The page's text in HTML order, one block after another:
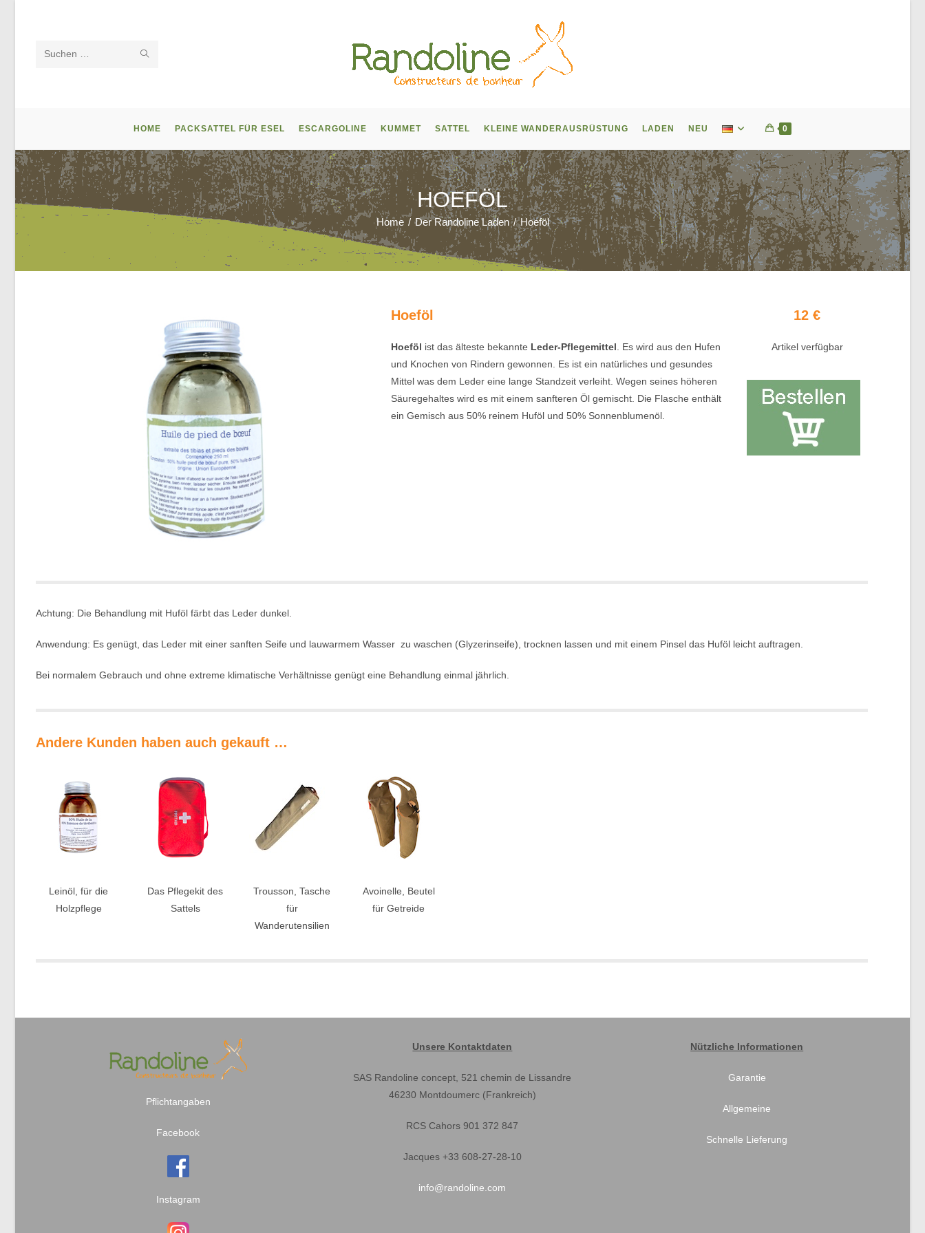
Diese
HOME PACKSATTEL FÜR ESEL ESCARGOLINE KUMMET SATTEL KLEINE WANDERAUSRÜSTUNG LADEN NEU 0
HOEFÖL
Home / Der Randoline Laden / Hoeföl
Hoeföl
Hoeföl ist das älteste bekannte Leder-Pflegemittel . Es wird aus den Hufen
und Knochen von Rindern gewonnen. Es ist ein natürliches und gesundes
Mittel was dem Leder eine lange Standzeit verleiht. Wegen seines höheren
Säuregehaltes wird es mit einem sanfteren Öl gemischt. Die Flasche enthält
ein Gemisch aus 50% reinem Huföl und 50% Sonnenblumenöl.
12 €
Artikel verfügbar
Achtung: Die Behandlung mit Huföl färbt das Leder dunkel.
Anwendung: Es genügt, das Leder mit einer sanften Seife und lauwarmem Wasser zu waschen (Glyzerinseife), trocknen lassen und mit einem Pinsel das Huföl leicht auftragen.
Bei normalem Gebrauch und ohne extreme klimatische Verhältnisse genügt eine Behandlung einmal jährlich.
Andere Kunden haben auch gekauft …
Leinöl, für die
Holzpflege
Das Pflegekit des
Sattels
Trousson, Tasche
für
Wanderutensilien
Avoinelle, Beutel
für Getreide
Pflichtangaben
Facebook
Instagram
Unsere Kontaktdaten
SAS Randoline concept, 521 chemin de Lissandre
46230 Montdoumerc (Frankreich)
RCS Cahors 901 372 847
Jacques +33 608-27-28-10
info@randoline.com
Nützliche Informationen
Garantie
Allgemeine
Schnelle Lieferung